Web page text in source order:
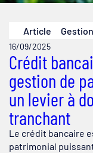
Article
16/09/2025
Crédit
gestion de
un levier à
tranchant
Le crédit bancaire
patrimonial